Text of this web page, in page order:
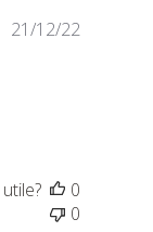
Date
21/12/22
0
0